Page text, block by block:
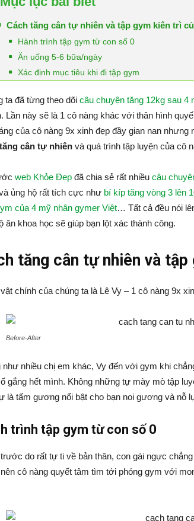
Cách tăng cân tự nhiên và tập gym kiên trì
Hành trình tập gym từ con số 0
Ăn uống 5-6 bữa/ngày
Xác định mục tiêu khi đi tập gym
ta đã từng theo dõi câu chuyện tăng 12kg sau 4
Lần này sẽ là 1 cô nàng khác với thân hình
của cô nàng 9x xinh đẹp đầy gian nan nhưng
cân tự nhiên và quá trình tập luyện của cô
web Khỏe Đẹp đã chia sẻ rất nhiều câu
ủng hộ rất tích cực như bí kíp tăng vòng 3 lên
của 4 mỹ nhân gymer Việt… Tất cả đều nói
ăn khoa học sẽ giúp bạn lột xác thành công.
tăng cân tự nhiên và
chính của chúng ta là Lê Vy – 1 cô nàng 9x
Before-After
như nhiều chị em khác, Vy đến với gym khi
gắng hết mình. Không những tự mày mò tập
là tấm gương nổi bật cho bạn noi gương và nỗ
trình tập gym từ con số 0
do rất tự ti về bản thân, con gái ngực
nên cô nàng quyết tâm tìm tới phóng gym với